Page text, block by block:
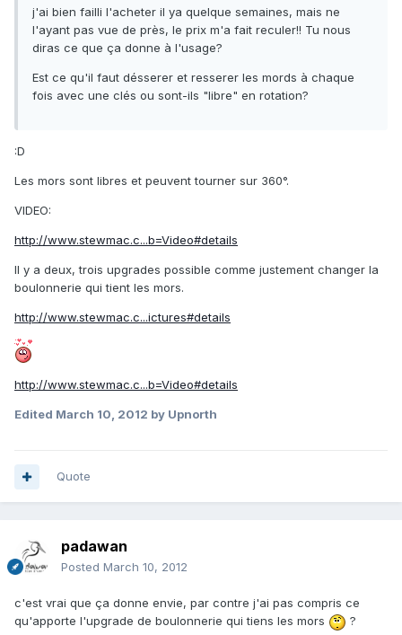
j'ai bien failli l'acheter il ya quelque semaines, mais ne
l'ayant pas vue de près, le prix m'a fait reculer!! Tu nous
diras ce que ça donne à l'usage?
Est ce qu'il faut désserer et resserer les mords à chaque
fois avec une clés ou sont-ils "libre" en rotation?
:D
Les mors sont libres et peuvent tourner sur 360°.
VIDEO:
http://www.stewmac.c...b=Video#details
Il y a deux, trois upgrades possible comme justement changer la
boulonnerie qui tient les mors.
http://www.stewmac.c...ictures#details
http://www.stewmac.c...b=Video#details
Edited March 10, 2012 by Upnorth
Quote
padawan
Posted March 10, 2012
c'est vrai que ça donne envie, par contre j'ai pas compris ce
qu'apporte l'upgrade de boulonnerie qui tiens les mors
?